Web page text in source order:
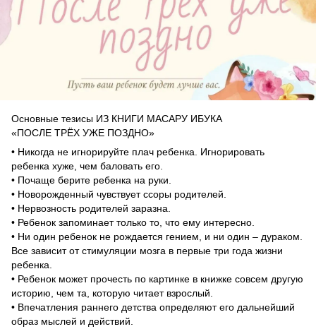
Основные тезисы ИЗ КНИГИ МАСАРУ ИБУКА
«ПОСЛЕ ТРЁХ УЖЕ ПОЗДНО»
• Никогда не игнopируйте плач ребенка. Игнорировать
ребенка хуже, чем баловать его.
• Почаще берите ребенка на руки.
• Новорожденный чувствует ссоры родителей.
• Нервозность родителей заразна.
• Ребенок запоминает только то, что ему интересно.
• Ни один ребенок не рождается гением, и ни один – дураком.
Все зависит от стимуляции мозга в первые три года жизни
ребенка.
• Ребенок может прочесть по картинке в книжке совсем другую
историю, чем та, которую читает взрослый.
• Впечатления раннего детства определяют его дальнейший
образ мыслей и действий.